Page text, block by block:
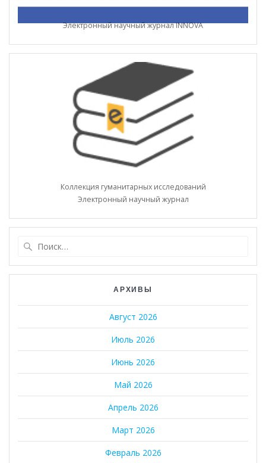
Электронный научный журнал INNOVA
Коллекция гуманитарных исследований
Электронный научный журнал
АРХИВЫ
Август 2026
Июль 2026
Июнь 2026
Май 2026
Апрель 2026
Март 2026
Февраль 2026